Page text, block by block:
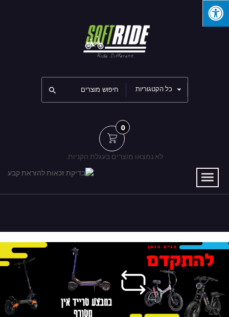
כל הקטגוריות
0
לא נמצאו מוצרים בעגלת הקניות.